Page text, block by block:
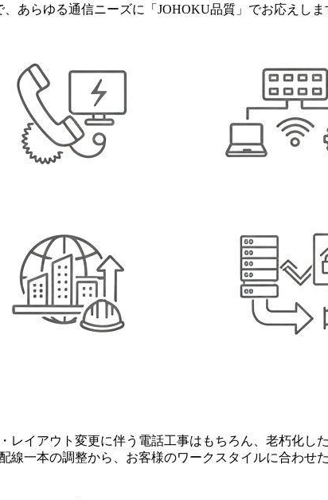
あらゆる通信ニーズに「JOHOKU品質」でお応えしま
レイアウト変更に伴う電話工事はもちろん、老朽化
線一本の調整から、お客様のワークスタイルに合わ